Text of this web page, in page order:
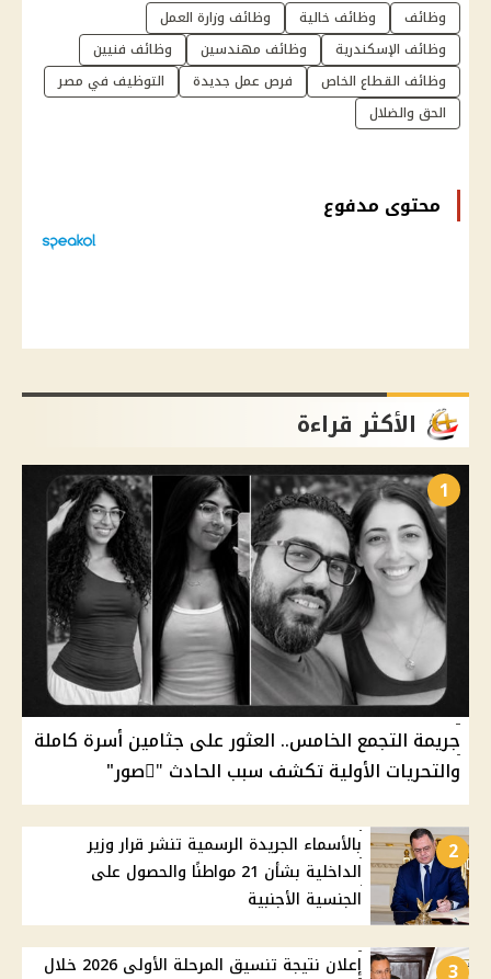
وظائف وظائف خالية
وظائف وزارة العمل
وظائف الإسكندرية
وظائف مهندسين
وظائف فنيين
وظائف القطاع الخاص
فرص عمل جديدة
التوظيف في مصر
الحق والضلال
محتوى مدفوع
الأكثر قراءة
1
جريمة التجمع الخامس.. العثور على جثامين أسرة كاملة
والتحريات الأولية تكشف سبب الحادث "ًصور"
2
بالأسماء الجريدة الرسمية تنشر قرار وزير
الداخلية بشأن 21 مواطنًا والحصول على
الجنسية الأجنبية
إعلان نتيجة تنسيق المرحلة الأولى 2026 خلال